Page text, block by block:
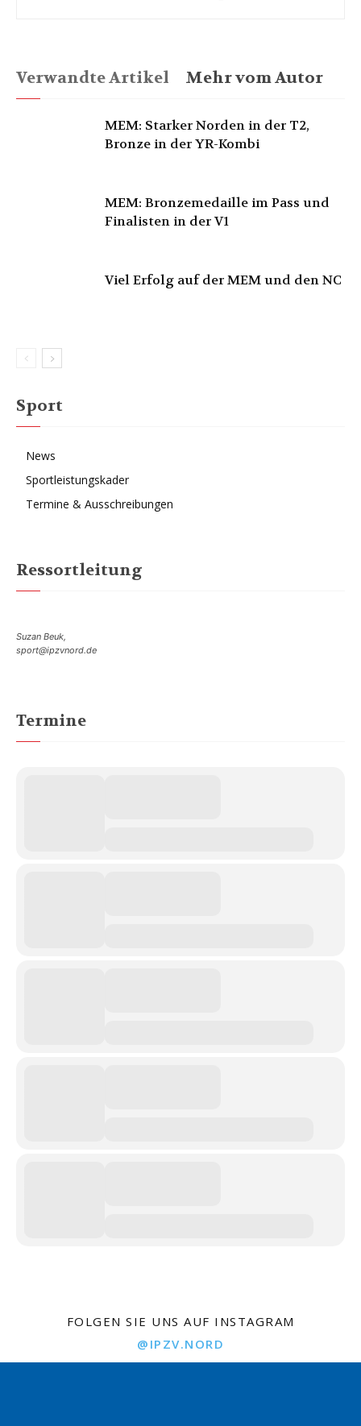
Verwandte Artikel Mehr vom Autor
MEM: Starker Norden in der T2,
Bronze in der YR-Kombi
MEM: Bronzemedaille im Pass und
Finalisten in der V1
Viel Erfolg auf der MEM und den NC
Sport
News
Sportleistungskader
Termine & Ausschreibungen
Ressortleitung
Suzan Beuk,
sport@ipzvnord.de
Termine
FOLGEN SIE UNS AUF INSTAGRAM
@IPZV.NORD